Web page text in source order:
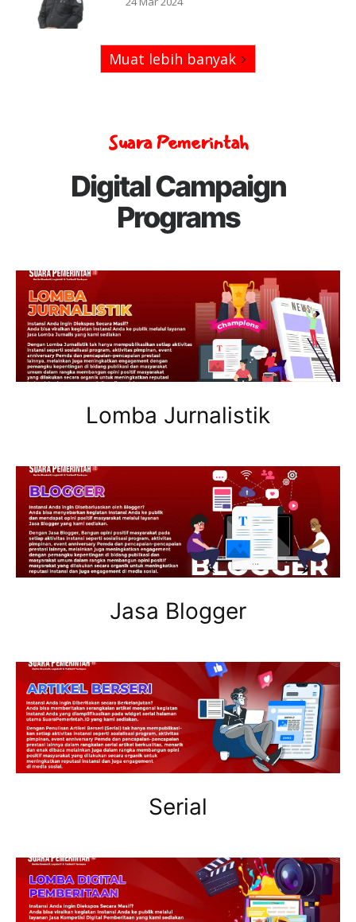
Muat lebih banyak
Suara Pemerintah
Digital Campaign
Programs
Lomba Jurnalistik
Jasa Blogger
Serial